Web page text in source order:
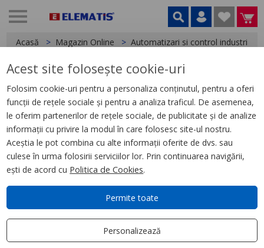
Acasă Magazin Online Automatizari si control industrial
< Relee
Releu Conectabil Miniatura,
Zelio Rxm, 4 C/O, 48 V C.C., 6 A,
cu Led
Acest site folosește cookie-uri
Folosim cookie-uri pentru a personaliza conținutul, pentru a oferi
funcții de rețele sociale și pentru a analiza traficul. De asemenea,
le oferim partenerilor de rețele sociale, de publicitate și de analize
informații cu privire la modul în care folosesc site-ul nostru.
Aceștia le pot combina cu alte informații oferite de dvs. sau
culese în urma folosirii serviciilor lor. Prin continuarea navigării,
ești de acord cu Politica de Cookies.
Permite toate
Personalizează